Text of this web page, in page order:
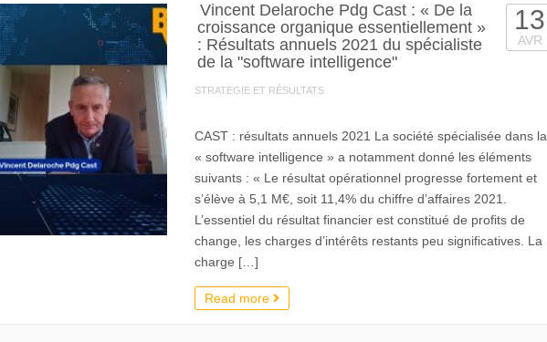
Vincent Delaroche Pdg Cast : « De la
croissance organique essentiellement »
: Résultats annuels 2021 du spécialiste
de la "software intelligence"
STRATEGIE ET RÉSULTATS
13
AVR
CAST : résultats annuels 2021 La société spécialisée dans la
« software intelligence » a notamment donné les éléments
suivants : « Le résultat opérationnel progresse fortement et
s’élève à 5,1 M€, soit 11,4% du chiffre d’affaires 2021.
L’essentiel du résultat financier est constitué de profits de
change, les charges d’intérêts restants peu significatives. La
charge […]
Read more